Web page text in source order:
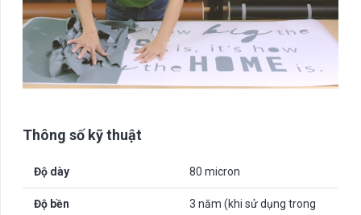
Thông số kỹ thuật
Độ dày 80 micron
Độ bền
3 năm (khi sử dụng trong